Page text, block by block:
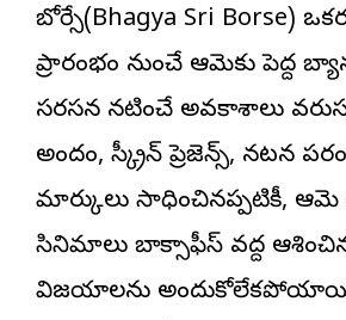
బోర్సే(Bhagya Sri Borse)
ప్రారంభం నుంచే ఆమెకు పెద్ద
సరసన నటించే అవకాశాలు
అందం, స్క్రీన్ ప్రెజెన్స్, నటన
మార్కులు సాధించినప్పటికీ, ఆమె
సినిమాలు బాక్సాఫీస్ వద్ద
విజయాలను